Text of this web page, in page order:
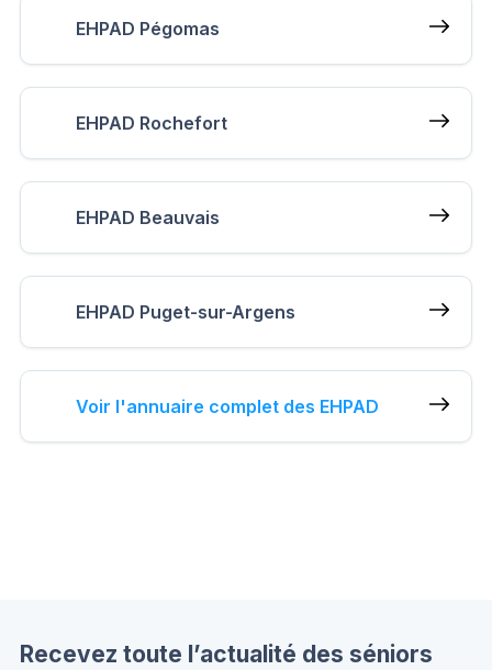
EHPAD Pégomas
EHPAD Rochefort
EHPAD Beauvais
EHPAD Puget-sur-Argens
Voir l'annuaire complet des EHPAD
Recevez toute l’actualité des séniors